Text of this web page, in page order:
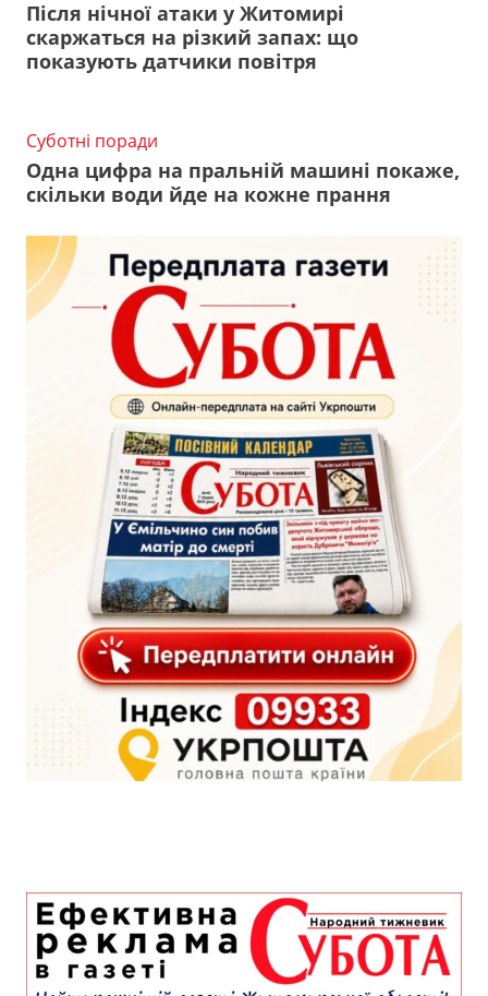
Після нічної атаки у Житомирі
скаржаться на різкий запах: що
показують датчики повітря
Суботні поради
Одна цифра на пральній машині покаже,
скільки води йде на кожне прання